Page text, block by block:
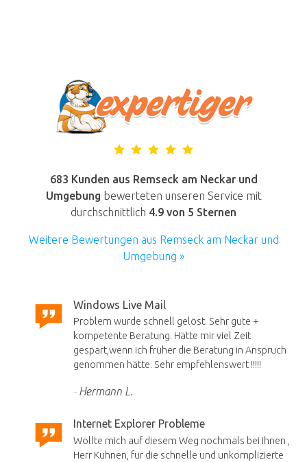
683 Kunden aus Remseck am Neckar und
Umgebung bewerteten unseren Service mit
durchschnittlich 4.9 von 5 Sternen
Weitere Bewertungen aus Remseck am Neckar und
Umgebung »
Windows Live Mail
Problem wurde schnell gelöst. Sehr gute +
kompetente Beratung. Hätte mir viel Zeit
gespart,wenn ich früher die Beratung in Anspruch
genommen hätte. Sehr empfehlenswert !!!!!
Hermann L.
Internet Explorer Probleme
Wollte mich auf diesem Weg nochmals bei Ihnen ,
Herr Kuhnen, für die schnelle und unkomplizierte